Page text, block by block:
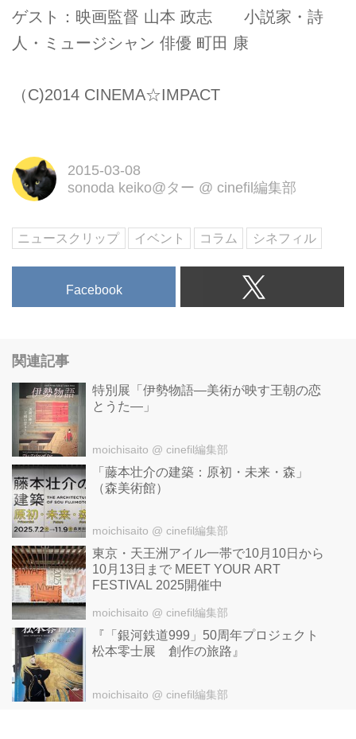
ゲスト：映画監督 山本 政志 小説家・詩
人・ミュージシャン 俳優 町田 康
（C)2014 CINEMA☆IMPACT
2015-03-08
sonoda keiko@ター @ cinefil編集部
ニュースクリップ イベント コラム シネフィル
Facebook
関連記事
特別展「伊勢物語―美術が映す王朝の恋
とうた―」
moichisaito @ cinefil編集部
「藤本壮介の建築：原初・未来・森」
（森美術館）
moichisaito @ cinefil編集部
東京・天王洲アイル一帯で10月10日から
10月13日まで MEET YOUR ART
FESTIVAL 2025開催中
moichisaito @ cinefil編集部
『「銀河鉄道999」50周年プロジェクト
松本零士展 創作の旅路』
moichisaito @ cinefil編集部